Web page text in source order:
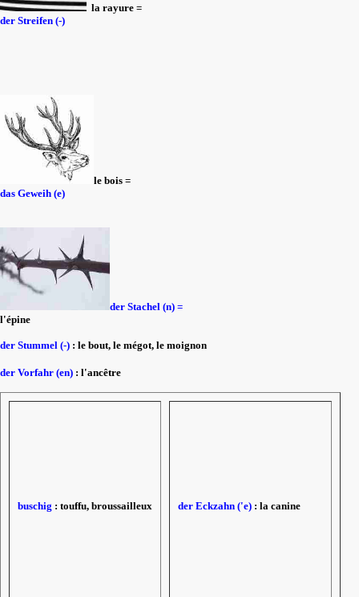
la rayure =
der Streifen (-)
le bois =
das Geweih (e)
der Stachel (n) =
l'épine
der Stummel (-) : le bout, le mégot, le moignon
der Vorfahr (en) : l'ancêtre
buschig : touffu, broussailleux der Eckzahn ('e) : la canine